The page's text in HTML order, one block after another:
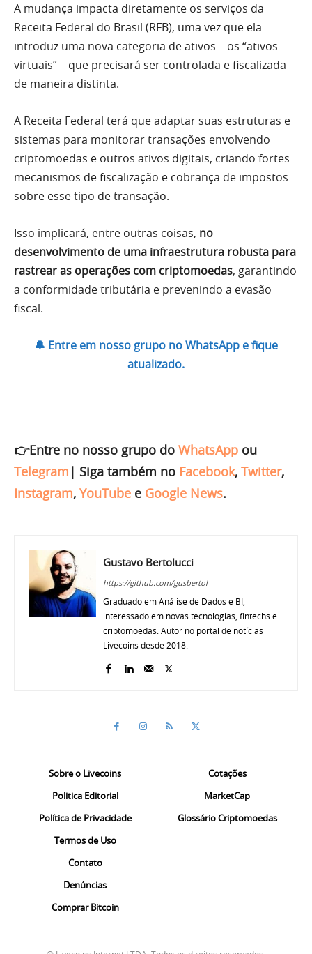
A mudança impacta diretamente os serviços da
Receita Federal do Brasil (RFB), uma vez que ela
introduz uma nova categoria de ativos – os “ativos
virtuais” – que precisará ser controlada e fiscalizada
de maneira distinta.
A Receita Federal terá que adaptar suas estruturas e
sistemas para monitorar transações envolvendo
criptomoedas e outros ativos digitais, criando fortes
mecanismos de fiscalização e cobrança de impostos
sobre esse tipo de transação.
Isso implicará, entre outras coisas, no
desenvolvimento de uma infraestrutura robusta para
rastrear as operações com criptomoedas, garantindo
a conformidade tributária e prevenindo a evasão
fiscal.
🔔 Entre em nosso grupo no WhatsApp e fique
atualizado.
👉Entre no nosso grupo do WhatsApp ou
Telegram | Siga também no Facebook, Twitter,
Instagram, YouTube e Google News.
Gustavo Bertolucci
https://github.com/gusbertol
Graduado em Análise de Dados e BI,
interessado em novas tecnologias, fintechs e
criptomoedas. Autor no portal de notícias
Livecoins desde 2018.
Sobre o Livecoins
Politica Editorial
Política de Privacidade
Termos de Uso
Contato
Denúncias
Comprar Bitcoin
Cotações
MarketCap
Glossário Criptomoedas